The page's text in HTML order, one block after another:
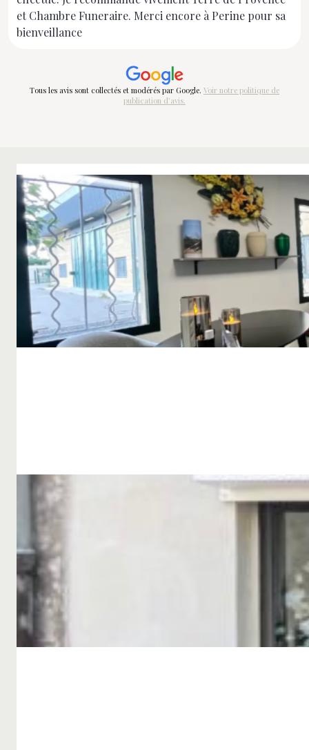
et Chambre Funeraire. Merci encore à Perine pour sa
bienveillance
Tous les avis sont collectés et modérés par Google. Voir notre politique de
publication d’avis.